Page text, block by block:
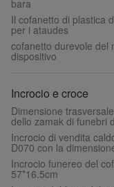
bara
Il cofanetto di plastica
per i ataudes
cofanetto durevole del
dispositivo
Incrocio e croce
Dimensione
dello zamak di funebri
Incrocio di vendita
D070 con la
Incrocio funereo del
57*16.5cm